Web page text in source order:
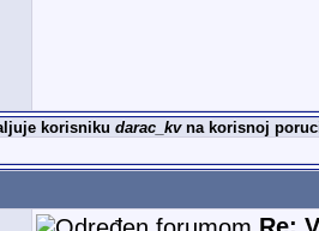
korisniku darac_kvna korisnoj